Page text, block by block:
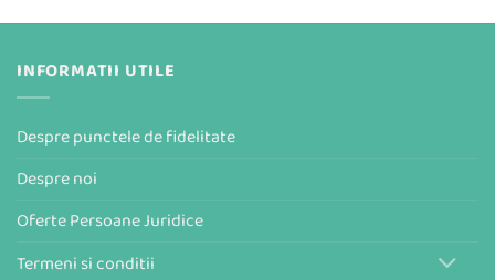
INFORMATII UTILE
Despre punctele de fidelitate
Despre noi
Oferte Persoane Juridice
Termeni si conditii